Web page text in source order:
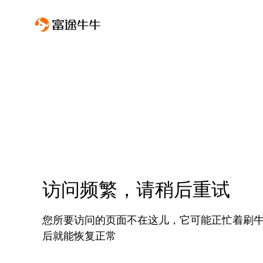
访问频繁，请稍后重试
您所要访问的页面不在这儿，它可能正忙着刷
后就能恢复正常